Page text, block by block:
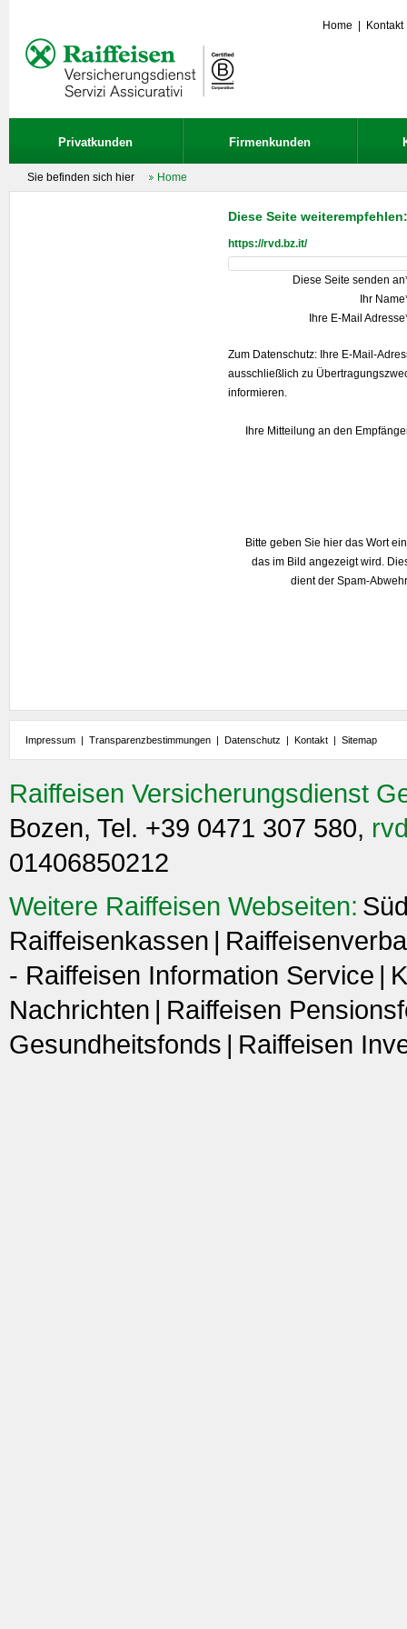
Home Kontakt
Privatkunden Firmenkunden
Sie befinden sich hier Home
Diese Seite weiterempfehlen:
https://rvd.bz.it/
Diese Seite senden
Ihr
Ihre E-Mail
Zum Datenschutz: Ihre E-Mail-
ausschließlich zu
informieren.
Ihre Mitteilung an den
Bitte geben Sie hier das Wort
das im Bild angezeigt wird.
dient der Spam-
Impressum | Transparenzbestimmungen | Datenschutz | Kontakt | Sitemap
Raiffeisen Versicherungsdienst
Bozen, Tel. +39 0471 307 580,
01406850212
Weitere Raiffeisen Webseiten:
Raiffeisenkassen
- Raiffeisen Information Service
Nachrichten
Raiffeisen
Gesundheitsfonds
Raiffeisen